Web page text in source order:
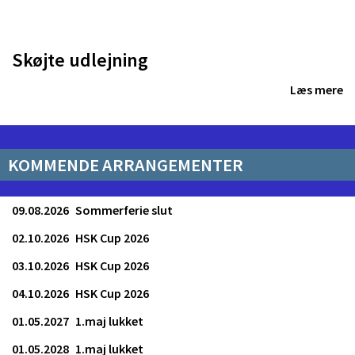
HSK jakker
Læs
KOMMENDE ARRANGEMENTER
Sommerferie slut
09.08.2026
HSK Cup 2026
02.10.2026
HSK Cup 2026
03.10.2026
HSK Cup 2026
04.10.2026
1.maj lukket
01.05.2027
1.maj lukket
01.05.2028